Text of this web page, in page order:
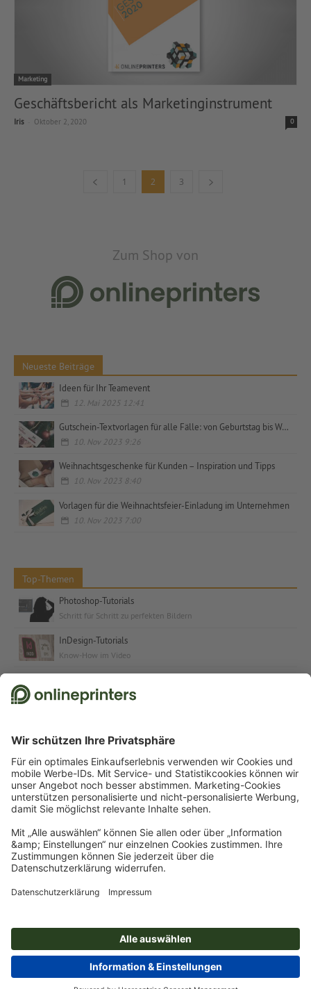
Marketing
Geschäftsbericht als Marketinginstrument
Iris Oktober 2, 2020 0
1 2 3
Zum Shop von
Neueste Beiträge
Ideen für Ihr Teamevent
12. Mai 2025 12:41
Gutschein-Textvorlagen für alle Fälle: von Geburtstag bis Weihnachten, privat und geschäftlich
10. Nov 2023 9:26
Weihnachtsgeschenke für Kunden – Inspiration und Tipps
10. Nov 2023 8:40
Vorlagen für die Weihnachtsfeier-Einladung im Unternehmen
10. Nov 2023 7:00
Top-Themen
Photoshop-Tutorials
Schritt für Schritt zu perfekten Bildern
InDesign-Tutorials
Know-How im Video
Schriften und Schrift-Tutorials für jeden Anlass
© 2026onlineprinters.at MAGAZIN
Impressum | Datenschutz
Unsere Essentials: Immer die
Planen Sie voraus und setzen Sie auf unsere Essentials! Sie
erhalten Ihre Lieblingsprodukte in Top-Qualität zu den besten
Preisen
Jetzt entdecken